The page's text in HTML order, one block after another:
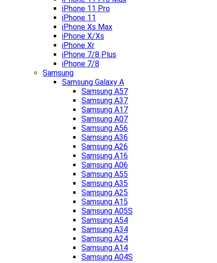
iPhone 11 Pro
iPhone 11
iPhone Xs Max
iPhone X/Xs
iPhone Xr
iPhone 7/8 Plus
iPhone 7/8
Samsung
Samsung Galaxy A
Samsung A57
Samsung A37
Samsung A17
Samsung A07
Samsung A56
Samsung A36
Samsung A26
Samsung A16
Samsung A06
Samsung A55
Samsung A35
Samsung A25
Samsung A15
Samsung A05S
Samsung A54
Samsung A34
Samsung A24
Samsung A14
Samsung A04S